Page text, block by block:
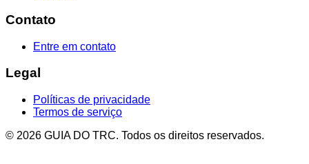
Contato
Entre em contato
Legal
Políticas de privacidade
Termos de serviço
© 2026 GUIA DO TRC. Todos os direitos reservados.